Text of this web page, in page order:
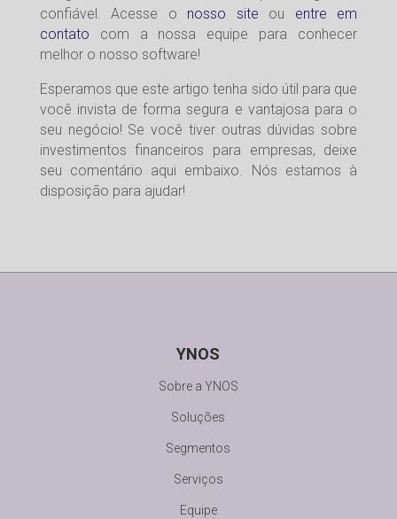
confiável. Acesse o nosso site ou entre em
contato com a nossa equipe para conhecer
melhor o nosso software!
Esperamos que este artigo tenha sido útil para que
você invista de forma segura e vantajosa para o
seu negócio! Se você tiver outras dúvidas sobre
investimentos financeiros para empresas, deixe
seu comentário aqui embaixo. Nós estamos à
disposição para ajudar!
YNOS
Sobre a YNOS
Soluções
Segmentos
Serviços
Equipe